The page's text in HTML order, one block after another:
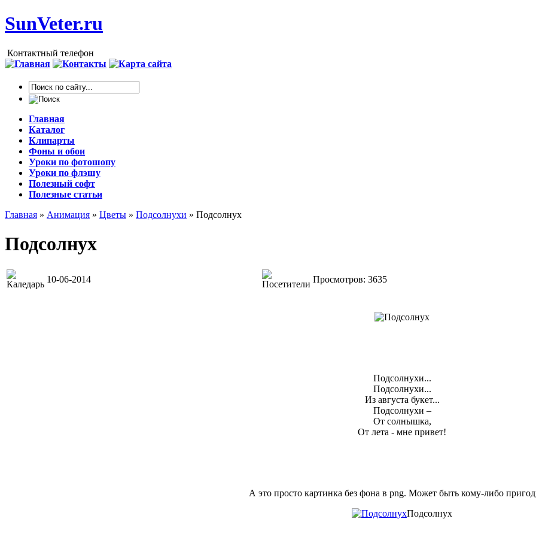
SunVeter.ru
Контактный телефон
Главная
Каталог
Клипарты
Фоны и обои
Уроки по фотошопу
Уроки по флэшу
Полезный софт
Полезные статьи
Главная » Анимация » Цветы » Подсолнухи » Подсолнух
Подсолнух
10-06-2014 Просмотров: 3635
Подсолнухи...
Подсолнухи...
Из августа букет...
Подсолнухи –
От солнышка,
От лета - мне привет!
А это просто картинка без фона в png. Может быть кому-либо
Подсолнух